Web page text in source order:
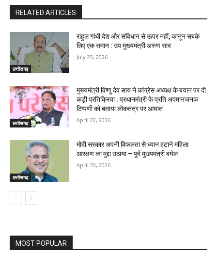
RELATED ARTICLES
छत्तीसगढ़
राहुल गांधी देश और संविधान से ऊपर नहीं, कानून सबके
लिए एक समान : उप मुख्यमंत्री अरुण साव
July 23, 2026
छत्तीसगढ़
मुख्यमंत्री विष्णु देव साय ने कांग्रेस अध्यक्ष के बयान पर दी
कड़ी प्रतिक्रिया : प्रधानमंत्री के प्रति अपमानजनक
टिप्पणी को बताया लोकतंत्र पर आघात
April 22, 2026
छत्तीसगढ़
मोदी सरकार अपनी विफलता से ध्यान हटाने महिला
आरक्षण का मुद्दा उठाया – पूर्व मुख्यमंत्री बघेल
April 20, 2026
MOST POPULAR